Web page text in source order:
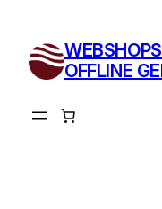
inhoud
OFFLINE